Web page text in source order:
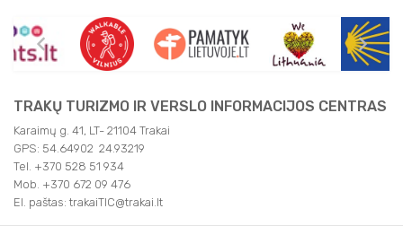
TRAKŲ TURIZMO IR VERSLO INFORMACIJOS CENTRAS
Karaimų g. 41, LT- 21104 Trakai
GPS: 54.64902 24.93219
Tel. +370 528 51 934
Mob. +370 672 09 476
El. paštas: trakaiTIC@trakai.lt